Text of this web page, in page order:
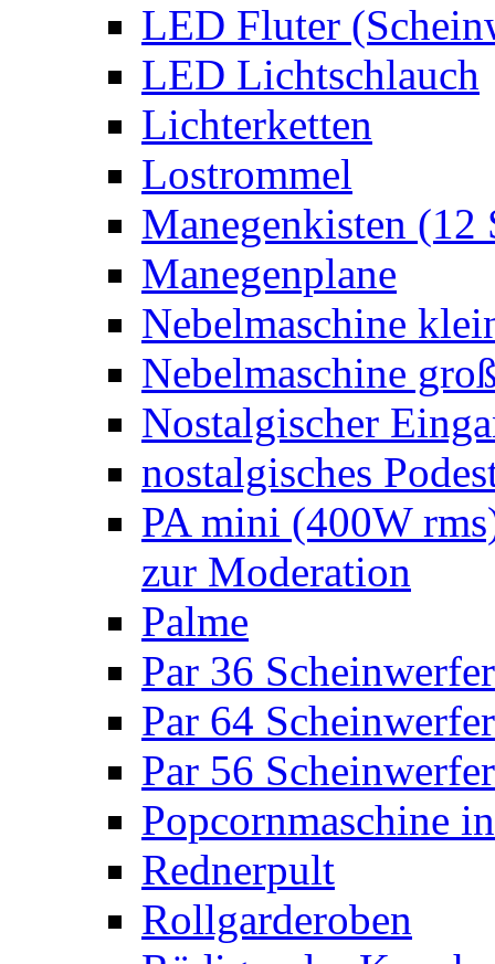
LED Fluter
LED Lichtschlauch
Lichterketten
Lostrommel
Manegenkisten (12
Manegenplane
Nebelmaschine
Nebelmaschine
Nostalgischer
nostalgisches
PA mini (400W
zur Moderation
Palme
Par 36 Scheinwerfer
Par 64 Scheinwerfer
Par 56 Scheinwerfer
Popcornmaschine
Rednerpult
Rollgarderoben